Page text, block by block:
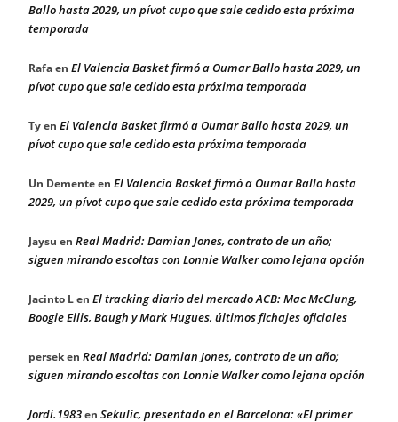
Ballo hasta 2029, un pívot cupo que sale cedido esta próxima
temporada
Rafaen El Valencia Basket firmó a Oumar Ballo hasta 2029, un
pívot cupo que sale cedido esta próxima temporada
Tyen El Valencia Basket firmó a Oumar Ballo hasta 2029, un
pívot cupo que sale cedido esta próxima temporada
Un Dementeen El Valencia Basket firmó a Oumar Ballo hasta
2029, un pívot cupo que sale cedido esta próxima temporada
Jaysu en Real Madrid: Damian Jones, contrato de un año;
siguen mirando escoltas con Lonnie Walker como lejana opción
Jacinto Len El tracking diario del mercado ACB: Mac McClung,
Boogie Ellis, Baugh y Mark Hugues, últimos fichajes oficiales
perseken Real Madrid: Damian Jones, contrato de un año;
siguen mirando escoltas con Lonnie Walker como lejana opción
Jordi.1983en Sekulic, presentado en el Barcelona: «El primer